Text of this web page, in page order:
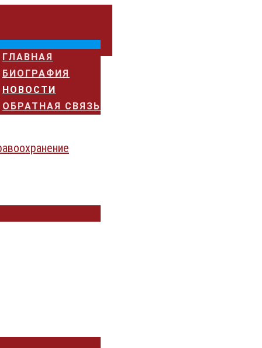
ГЛАВНАЯ
БИОГРАФИЯ
НОВОСТИ
ОБРАТНАЯ СВЯЗЬ